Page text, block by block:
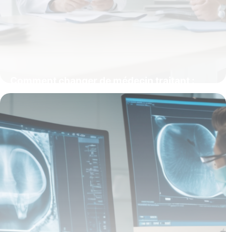
démarches et conseils essentiels
20 avril 2026